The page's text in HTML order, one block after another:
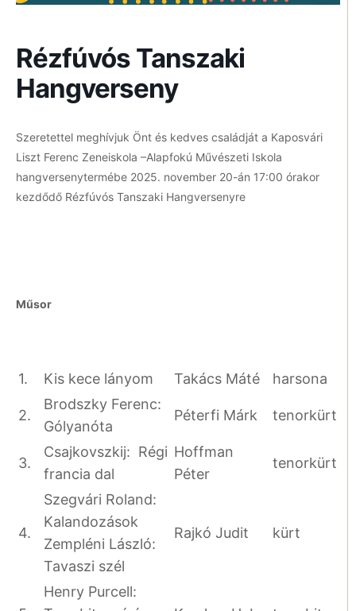
Rézfúvós Tanszaki
Hangverseny
Szeretettel meghívjuk Önt és kedves családját a Kaposvári
Liszt Ferenc Zeneiskola –Alapfokú Művészeti Iskola
hangversenytermébe 2025. november 20-án 17:00 órakor
kezdődő Rézfúvós Tanszaki Hangversenyre
Műsor
1. Kis kece lányom Takács Máté harsona
2.
Brodszky Ferenc:
Gólyanóta
Péterfi Márk tenorkürt
3.
Csajkovszkij: Régi
francia dal
Hoffman
Péter
tenorkürt
4.
Szegvári Roland:
Kalandozások
Zempléni László:
Tavaszi szél
Rajkó Judit kürt
Henry Purcell: